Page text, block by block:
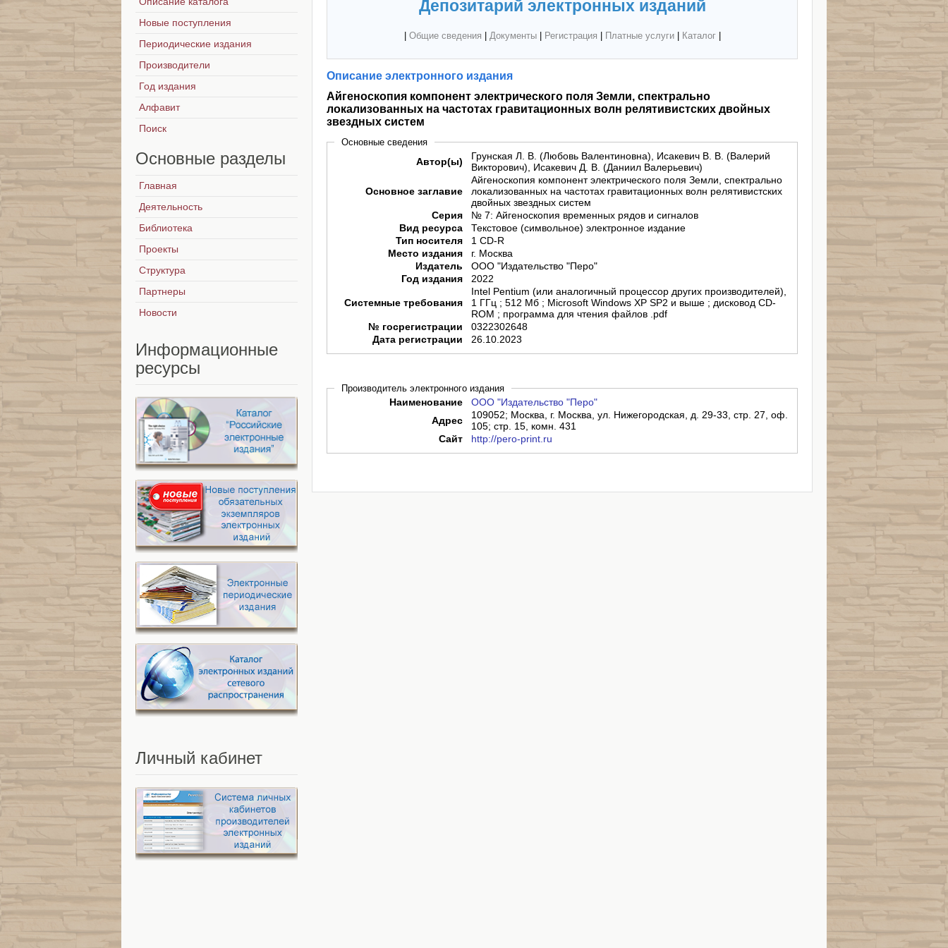
Депозитарий электронных изданий
Общие сведения Документы| Регистрация Платные услуги| Каталог|
Описание электронного издания
Айгеноскопия компонент электрического поля Земли, спектрально
локализованных на частотах гравитационных волн релятивистских двойных
звездных систем
Основные сведения
Автор(ы)
Грунская Л. В. (Любовь Валентиновна), Исакевич В. В. (Валерий
Викторович), Исакевич Д. В. (Даниил Валерьевич)
Основное заглавие
Айгеноскопия компонент электрического поля Земли, спектрально
локализованных на частотах гравитационных волн релятивистских
двойных звездных систем
Серия
№ 7: Айгеноскопия временных рядов и сигналов
Вид ресурса
Текстовое (символьное) электронное издание
Тип носителя
1 CD-R
Место издания
г. Москва
Издатель
ООО "Издательство "Перо"
Год издания
2022
Системные требования
Intel Pentium (или аналогичный процессор других производителей),
1 ГГц ; 512 Мб ; Microsoft Windows XP SP2 и выше ; дисковод CD-
ROM ; программа для чтения файлов .pdf
№ госрегистрации
0322302648
Дата регистрации
26.10.2023
Производитель электронного издания
Наименование
ООО "Издательство "Перо"
Адрес
109052; Москва, г. Москва, ул. Нижегородская, д. 29-33, стр. 27, оф.
105; стр. 15, комн. 431
Сайт
http://pero-print.ru
Новые поступления
Периодические издания
Производители
Год издания
Алфавит
Поиск
Основные разделы
Главная
Деятельность
Библиотека
Проекты
Структура
Партнеры
Новости
Информационные
ресурсы
Личный кабинет